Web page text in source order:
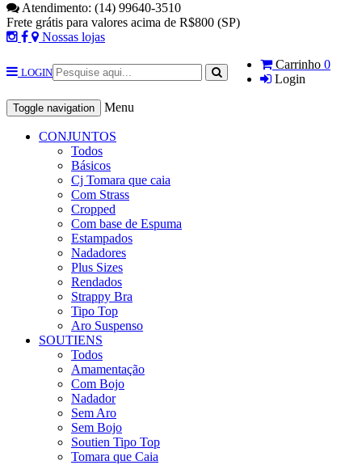
Atendimento: (14) 99640-3510
Frete grátis para valores acima de R$800 (SP)
Nossas lojas
LOGIN
Carrinho 0
Login
Toggle navigation Menu
CONJUNTOS
Todos
Básicos
Cj Tomara que caia
Com Strass
Cropped
Com base de Espuma
Estampados
Nadadores
Plus Sizes
Rendados
Strappy Bra
Tipo Top
Aro Suspenso
SOUTIENS
Todos
Amamentação
Com Bojo
Nadador
Sem Aro
Sem Bojo
Soutien Tipo Top
Tomara que Caia